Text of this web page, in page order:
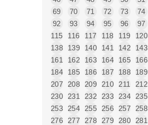
69
70 71 72 73 74
92
93 94 95 96 97
115
116 117 118 119 120
138
139 140 141 142 143
161
162 163 164 165 166
184
185 186 187 188 189
207
208 209 210 211 212
230
231 232 233 234 235
253
254 255 256 257 258
276
277 278 279 280 281